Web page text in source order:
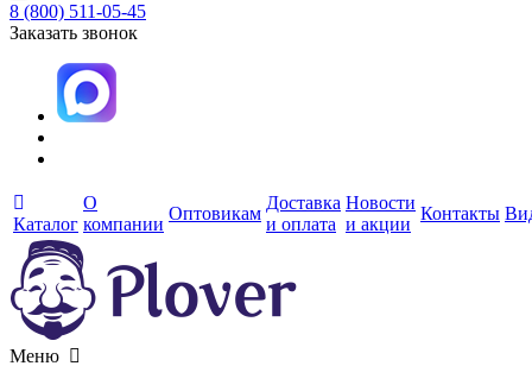
8 (800) 511-05-45
Заказать звонок
Каталог
О
компании
Оптовикам
Доставка
и оплата
Новости
и акции
Контакты
Меню